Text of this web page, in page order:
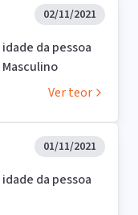
02/11/2021
da pessoa
Ver teor
01/11/2021
da pessoa